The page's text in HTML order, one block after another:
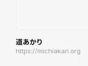
道あかり
https://michiakari.org